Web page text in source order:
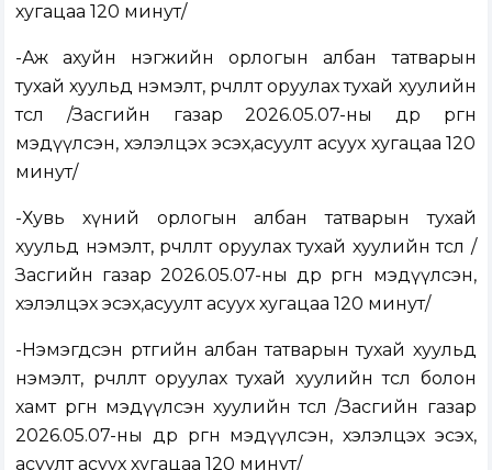
хугацаа 120 минут/
-Аж ахуйн нэгжийн орлогын албан татварын
тухай хуульд нэмэлт, өөрчлөлт оруулах тухай хуулийн
төсөл
/Засгийн газар 2026.05.07-ны өдөр өргөн
мэдүүлсэн, хэлэлцэх эсэх,асуулт асуух хугацаа 120
минут/
-Хувь хүний орлогын албан татварын тухай
хуульд нэмэлт, өөрчлөлт оруулах тухай хуулийн төсөл /
Засгийн газар 2026.05.07-ны өдөр өргөн мэдүүлсэн,
хэлэлцэх эсэх,асуулт асуух хугацаа 120 минут/
- Нэмэгдсэн өртгийн албан татварын тухай хуульд
нэмэлт, өөрчлөлт оруулах тухай хуулийн төсөл болон
хамт өргөн мэдүүлсэн хуулийн төсөл /Засгийн газар
2026.05.07-ны өдөр өргөн мэдүүлсэн, хэлэлцэх эсэх,
асуулт асуух хугацаа 120 минут/